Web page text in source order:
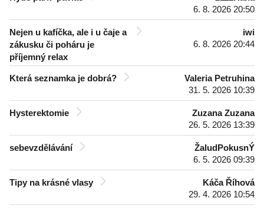
6. 8. 2026 20:50
Nejen u kafíčka, ale i u čaje a
zákusku či poháru je
příjemný relax
iwi
6. 8. 2026 20:44
Která seznamka je dobrá?
Valeria Petruhina
31. 5. 2026 10:39
Hysterektomie
Zuzana Zuzana
26. 5. 2026 13:39
sebevzdělávání
ŽaludPokusnÝ
6. 5. 2026 09:39
Tipy na krásné vlasy
Káča Říhová
29. 4. 2026 10:54